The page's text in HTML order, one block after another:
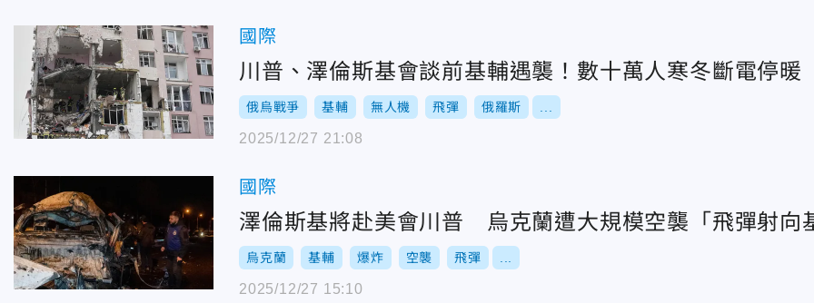
國際
川普、澤倫斯基會談前基輔遇襲！數十萬人寒冬斷電停暖
俄烏戰爭 基輔 無人機 飛彈 俄羅斯
2025/12/27 21:08
國際
澤倫斯基將赴美會川普 烏克蘭遭大規模空襲「飛彈射向
烏克蘭 基輔 爆炸 空襲 飛彈
2025/12/27 15:10